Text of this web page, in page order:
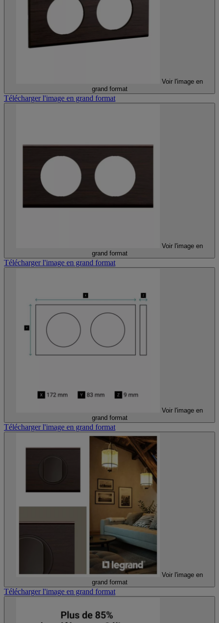
Voir l'image en
grand format
Télécharger l'image en grand format
Voir l'image en
grand format
Télécharger l'image en grand format
Voir l'image en
grand format
Télécharger l'image en grand format
Voir l'image en
grand format
Télécharger l'image en grand format